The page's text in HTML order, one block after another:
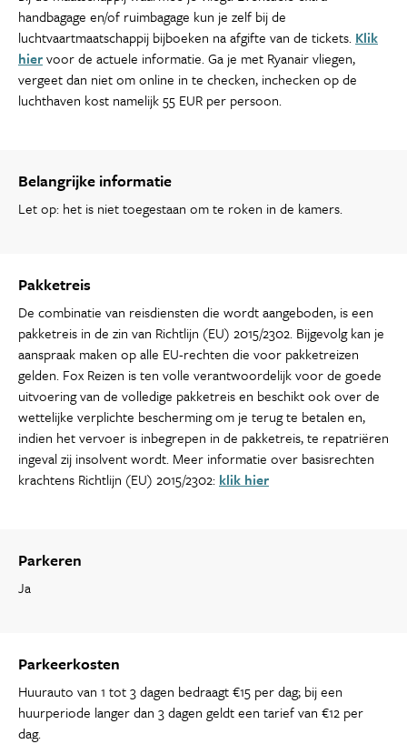
handbagage en/of ruimbagage kun je zelf bij de
luchtvaartmaatschappij bijboeken na afgifte van de tickets. Klik
hiervoor de actuele informatie. Ga je met Ryanair vliegen,
vergeet dan niet om online in te checken, inchecken op de
luchthaven kost namelijk 55 EUR per persoon.
Belangrijke informatie
Let op: het is niet toegestaan om te roken in de kamers.
Pakketreis
De combinatie van reisdiensten die wordt aangeboden, is een
pakketreis in de zin van Richtlijn (EU) 2015/2302. Bijgevolg kan je
aanspraak maken op alle EU-rechten die voor pakketreizen
gelden. Fox Reizen is ten volle verantwoordelijk voor de goede
uitvoering van de volledige pakketreis en beschikt ook over de
wettelijke verplichte bescherming om je terug te betalen en,
indien het vervoer is inbegrepen in de pakketreis, te repatriëren
ingeval zij insolvent wordt. Meer informatie over basisrechten
krachtens Richtlijn (EU) 2015/2302: klik hier
Parkeren
Ja
Parkeerkosten
Huurauto van 1 tot 3 dagen bedraagt €15 per dag; bij een
huurperiode langer dan 3 dagen geldt een tarief van €12 per
dag.